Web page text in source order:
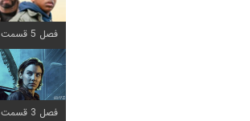
فصل 5 قسمت 8 اضافه شد
فصل 3 قسمت 2 اضافه شد